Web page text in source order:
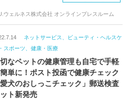
オンラインショップ
送検査キット
ウェルネス
ウェルネス株式会社 オンラインプレスルーム
ネットサービス、ビューティ・ヘルスケ
スポーツ、健康・医療
なペットの健康管理も自宅で手軽
単に！ポスト投函で健康チェック
愛犬のおしっこチェック」郵送検査
ト新発売